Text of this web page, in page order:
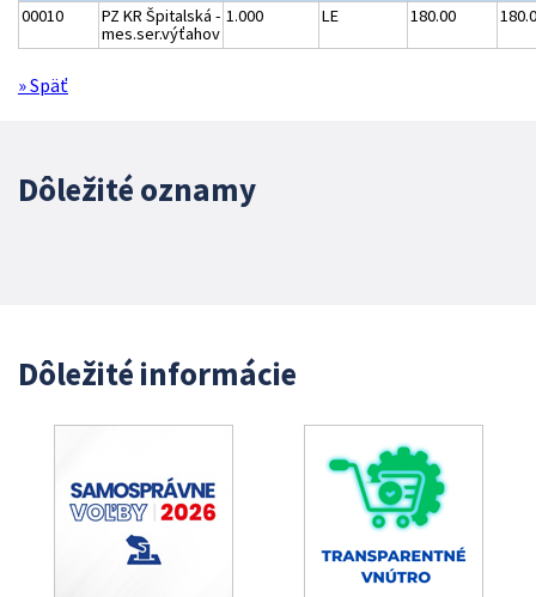
00010
PZ KR Špitalská -
mes.ser.výťahov
1.000 LE 180.00
» Späť
Dôležité oznamy
Dôležité informácie